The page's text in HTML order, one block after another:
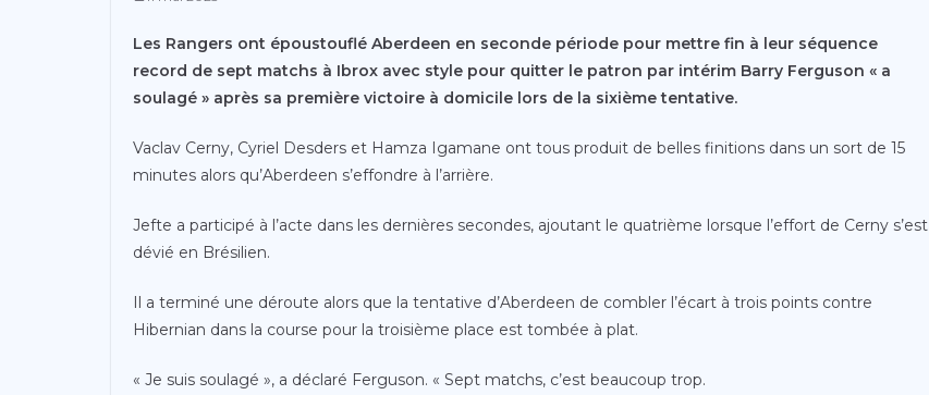
Les Rangers ont époustouflé Aberdeen en seconde période pour mettre fin à leur séquence
record de sept matchs à Ibrox avec style pour quitter le patron par intérim Barry Ferguson « a
soulagé » après sa première victoire à domicile lors de la sixième tentative.
Vaclav Cerny, Cyriel Desders et Hamza Igamane ont tous produit de belles finitions dans un sort de 15
minutes alors qu’Aberdeen s’effondre à l’arrière.
Jefte a participé à l’acte dans les dernières secondes, ajoutant le quatrième lorsque l’effort de Cerny s’est
dévié en Brésilien.
Il a terminé une déroute alors que la tentative d’Aberdeen de combler l’écart à trois points contre
Hibernian dans la course pour la troisième place est tombée à plat.
« Je suis soulagé », a déclaré Ferguson. « Sept matchs, c’est beaucoup trop.